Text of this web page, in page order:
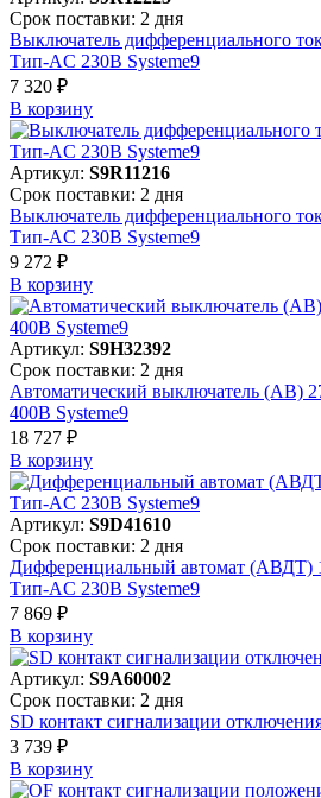
Срок поставки: 2 дня
Выключатель дифференциального
Тип-AC 230В Systeme9
7 320 ₽
В корзинy
Артикул: S9R11216
Срок поставки: 2 дня
Выключатель дифференциального
Тип-AC 230В Systeme9
9 272 ₽
В корзинy
Артикул: S9H32392
Срок поставки: 2 дня
Автоматический выключатель (АВ)
400В Systeme9
18 727 ₽
В корзинy
Артикул: S9D41610
Срок поставки: 2 дня
Дифференциальный автомат (АВДТ)
Тип-AC 230В Systeme9
7 869 ₽
В корзинy
Артикул: S9A60002
Срок поставки: 2 дня
SD контакт сигнализации
3 739 ₽
В корзинy